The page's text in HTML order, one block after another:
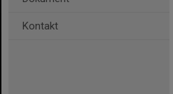
Kontakt